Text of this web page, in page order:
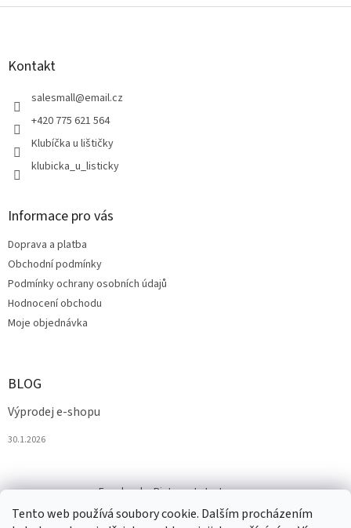
Tento web používá soubory cookie. Dalším procházením
Z
Kontakt
salesmall@email.cz
+420 775 621 564
Klubíčka u lištičky
klubicka_u_listicky
Informace pro vás
Doprava a platba
Obchodní podmínky
Podmínky ochrany osobních údajů
Hodnocení obchodu
Moje objednávka
BLOG
Výprodej e-shopu
30.1.2026
Facebook Pinterest Instagram